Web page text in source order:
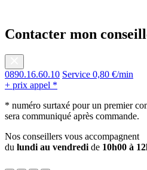
e
o
l
d
e
p
e
m
i
Contacter mon
0890.16.60.10 Service 0,80 €/min
+ prix appel *
* numéro surtaxé pour un premier
sera communiqué après commande.
Nos conseillers vous accompagnent
du lundi au vendredi de 10h00 à